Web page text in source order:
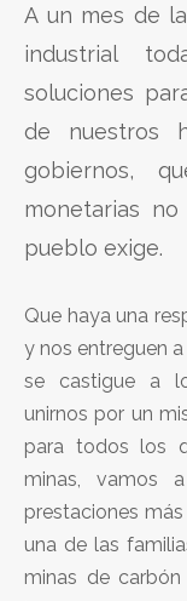
A un mes de
industrial
soluciones
de nuestros
gobiernos,
monetarias
pueblo exige.
Que haya una
y nos entreguen
se castigue a
unirnos por un
para todos los
minas, vamos
prestaciones
una de las
minas de